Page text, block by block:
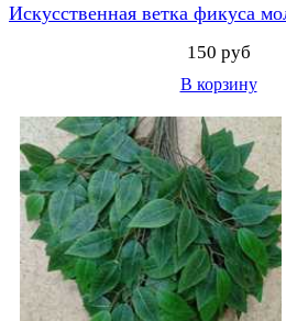
Искусственная ветка фикуса
150 руб
В корзину